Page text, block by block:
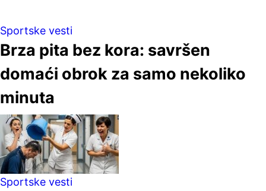
Sportske vesti
Brza pita bez kora: savršen
domaći obrok za samo nekoliko
minuta
Sportske vesti